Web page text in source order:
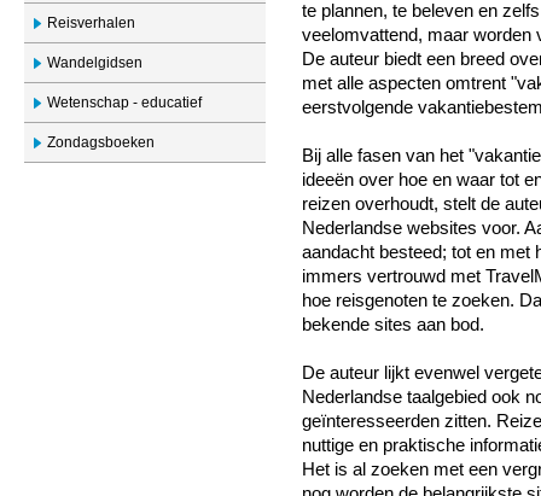
Reisverhalen
Wandelgidsen
Wetenschap - educatief
Zondagsboeken
te plannen, te beleven en
veelomvattend, maar worden
De auteur biedt een breed
met alle aspecten omtrent
eerstvolgende
Bij alle fasen van het
ideeën over hoe en waar tot
reizen overhoudt, stelt de
Nederlandse websites voor.
aandacht besteed; tot en met
immers vertrouwd met
hoe reisgenoten te zoeken.
bekende sites aan bod.
De auteur lijkt evenwel
Nederlandse taalgebied ook
geïnteresseerden zitten.
nuttige en praktische
Het is al zoeken met een